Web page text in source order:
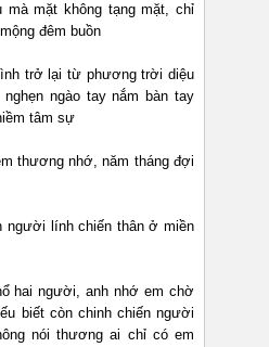
mà mặt không tạng mặt, chỉ
đêm buồn
trở lại từ phương trời diệu
ngào tay nắm bàn tay
tâm sự
thương nhớ, năm tháng đợi
người lính chiến thân ở miền
hai người, anh nhớ em chờ
biết còn chinh chiến người
nói thương ai chỉ có em